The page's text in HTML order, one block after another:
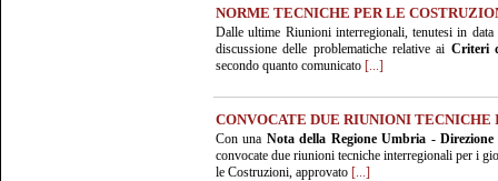
NORME TECNICHE PER LE
Dalle ultime Riunioni interregionali, tenutesi in
discussione delle problematiche relative ai Criteri
secondo quanto comunicato [...]
CONVOCATE DUE RIUNIONI
Con una Nota della Regione Umbria -
convocate due riunioni tecniche interregionali per i
le Costruzioni, approvato [...]